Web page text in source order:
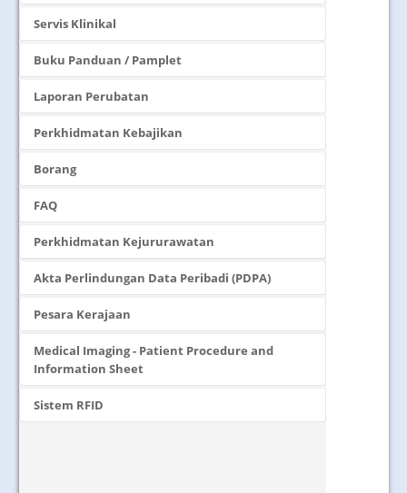
Servis Klinikal
Buku Panduan / Pamplet
Laporan Perubatan
Perkhidmatan Kebajikan
Borang
FAQ
Perkhidmatan Kejururawatan
Akta Perlindungan Data Peribadi (PDPA)
Pesara Kerajaan
Medical Imaging - Patient Procedure and
Information Sheet
Sistem RFID